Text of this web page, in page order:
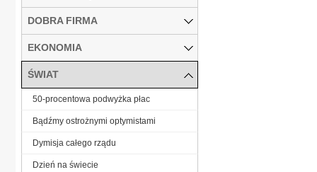
DOBRA FIRMA
EKONOMIA
ŚWIAT
50-procentowa podwyżka płac
Bądźmy ostrożnymi optymistami
Dymisja całego rządu
Dzień na świecie